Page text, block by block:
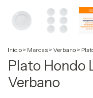
Inicio > Marcas > Verbano >
Plato Hondo
Verbano